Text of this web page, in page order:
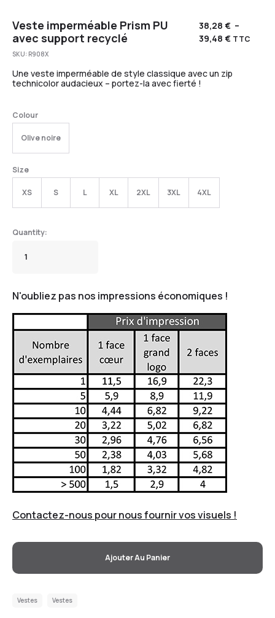
Veste imperméable Prism PU
avec support recyclé
38,28€ –
39,48€ TTC
SKU: R908X
Une veste imperméable de style classique avec un zip
technicolor audacieux – portez-la avec fierté !
Colour
Olive noire
Size
XS S L XL 2XL 3XL 4XL
N'oubliez pas nos impressions économiques !
Contactez-nous pour nous fournir vos visuels !
Ajouter Au Panier
Vestes Vestes